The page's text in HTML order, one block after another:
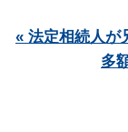
« 法定相続人が
多